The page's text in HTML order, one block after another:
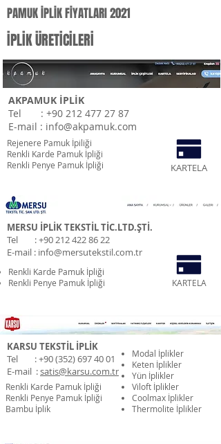
PAMUK İPLİK FİYATLARI 2021
İPLİK ÜRETİCİLERİ
AKPAMUK İPLİK
Tel : +90 212 477 27 87
E-mail : info@akpamuk.com
Rejenere Pamuk İpiliği
Renkli Karde Pamuk İpliği
Renkli Penye Pamuk İpliği
KARTELA
MERSU İPLİK TEKSTİL TİC.LTD.ŞTİ.
Tel :+90 212 422 86 22
E-mail : info@mersutekstil.com.tr
KARTELA
Renkli Karde Pamuk İpliği
Renkli Penye Pamuk İpliği
KARSU TEKSTİL İPLİK
Tel :+90 (352) 697 40 01
E-mail :satis@karsu.com.tr
Modal İplikler
Keten İplikler
Yün İplikler
Renkli Karde Pamuk İpliği
Renkli Penye Pamuk İpliği
Bambu İplik
Viloft İplikler
Coolmax İplikler
Thermolite İplikler